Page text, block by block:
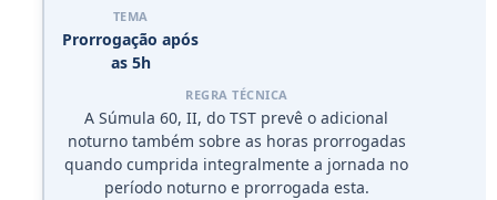
Prorrogação após
as 5h
A Súmula 60, II, do TST prevê o adicional
noturno também sobre as horas prorrogadas
quando cumprida integralmente a jornada no
período noturno e prorrogada esta.